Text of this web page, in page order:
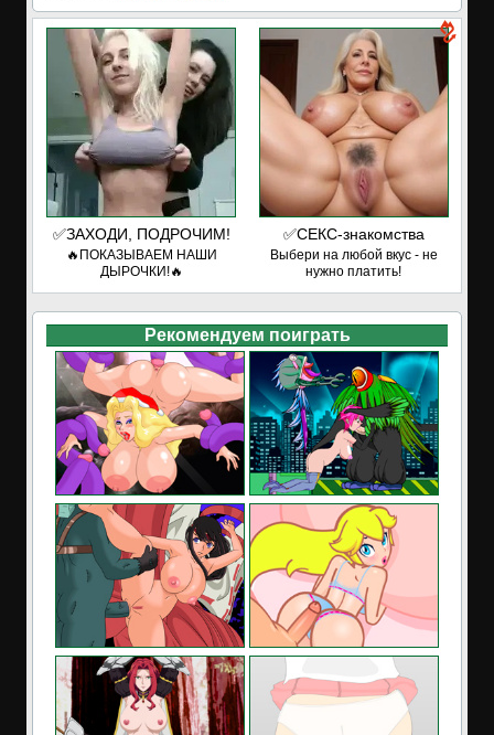
✅ЗАХОДИ, ПОДРОЧИМ!
🔥ПОКАЗЫВАЕМ НАШИ
ДЫРОЧКИ!🔥
✅СЕКС-знакомства
Выбери на любой вкус - не
нужно платить!
Рекомендуем поиграть